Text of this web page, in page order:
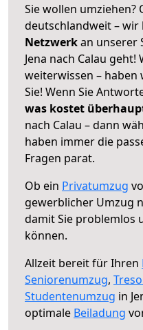
Sie wollen umziehen?
deutschlandweit – wir
Netzwerkan unserer
Jena nach Calau geht!
weiterwissen –
Sie! Wenn Sie
was kostet
nach Calau – dann
haben immer die
Fragen parat.
Ob ein Privatumzug
gewerblicher Umzug
damit Sie problemlos
können.
Allzeit bereit für Ihren
Seniorenumzug,
Studentenumzug in
optimale Beiladung